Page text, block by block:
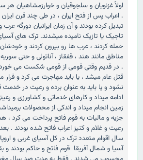
اولاً غزنویان و سلجوقیان و خوارزمشاهیان هر
. اعراب پس از فتح ایران ، در طی چند قرن
تبدیل کرده بودند و آن زمان ایرانیان دورگه
تاجیک یا تازیک نامیده میشدند. ترک های
حمله کردند ، عرب ها رو بیرون کردند و
مناطق مانند هند ، قفقاز ، آناتولی و حتی
. در قدیم وقتی قومی از قومی شکست می خورد
قتل عام میشد ، یا باید مهاجرت می کرد و فرار
نشود و یا باید به عنوان برده و رعیت در
ادامه میداد و کارهای خدماتی و کشاورزی و
زمین انجام میداد و اندکی از محصولات
جزیه و مالیات به قوم فاتح پرداخت می کرد ،
رعیت و غلام و کنیز اعراب فاتح شده بودند .
سال اقوام متعدد ترک در کل آسیای غربی و
آسیا و شمال آفریقا قوم فاتح و حاکم بودند و